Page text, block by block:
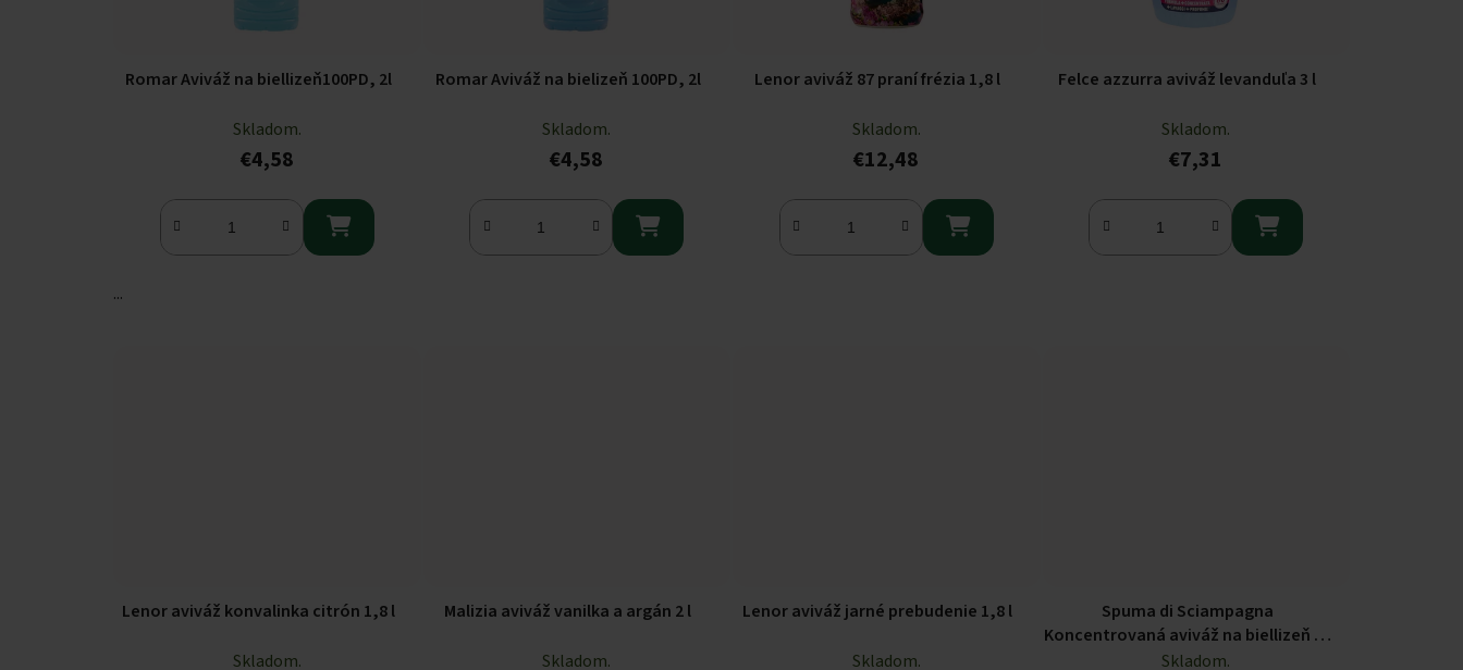
Romar Aviváž na biellizeň100PD, 2l
Skladom.
€4,58

...
Romar Aviváž na bielizeň 100PD, 2l
Skladom.
€4,58

Lenor aviváž 87 praní frézia 1,8 l
Skladom.
€12,48

Felce azzurra aviváž levanduľa 3 l
Skladom.
€7,31

Lenor aviváž konvalinka citrón 1,8 l
Skladom.
Malizia aviváž vanilka a argán 2 l
Skladom.
Lenor aviváž jarné prebudenie 1,8 l
Skladom.
Spuma di Sciampagna
Koncentrovaná aviváž na biellizeň 65
PD, 1300ml
Skladom.